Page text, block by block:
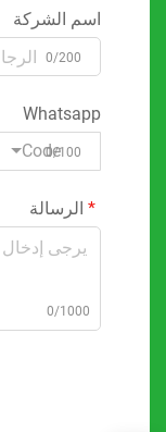
اسم الشركة
0/200
Whatsapp
Code0/100
الرسالة
0/1000